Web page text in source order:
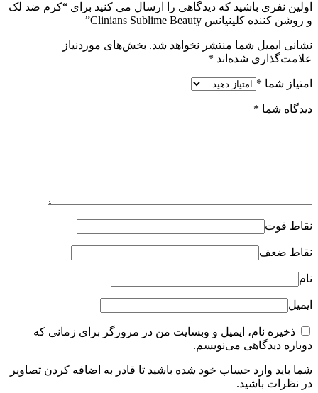
اولین نفری باشید که دیدگاهی را ارسال می کنید برای “کرم ضد لک
و روشن کننده کلینیانس Clinians Sublime Beauty”
نشانی ایمیل شما منتشر نخواهد شد. بخش‌های موردنیاز
علامت‌گذاری شده‌اند *
امتیاز شما *
دیدگاه شما *
نقاط قوت
نقاط ضعف
نام
ایمیل
ذخیره نام، ایمیل و وبسایت من در مرورگر برای زمانی که
دوباره دیدگاهی می‌نویسم.
شما باید وارد حساب خود شده باشید تا قادر به اضافه کردن تصاویر
در نظرات باشید.